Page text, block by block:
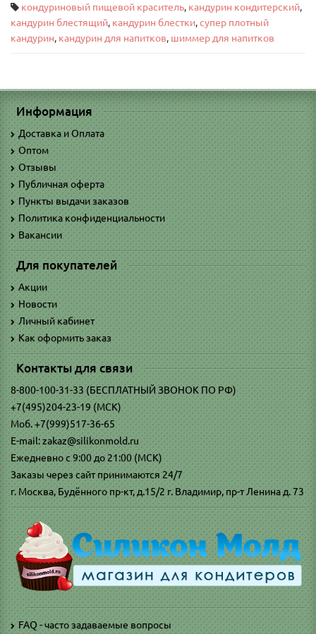
кондуриновый пищевой краситель, кандурин кондитерский,
кандурин блестящий, кандурин блестки,супер плотный
кандурин, кандурин для напитков, шиммер для напитков
Информация
Доставка и Оплата
Оптом
Отзывы
Публичная оферта
Пункты выдачи заказов
Политика конфиденциальности
Вакансии
Для покупателей
Акции
Новости
Личный кабинет
Как оформить заказ
Контакты для связи
8-800-100-31-33 (БЕСПЛАТНЫЙ ЗВОНОК ПО РФ)
+7(495)204-23-19 (МСК)
Моб. +7(999)517-36-65
E-mail: zakaz@silikonmold.ru
Ежедневно с 9:00 до 21:00 (МСК)
Заказы через сайт принимаются 24/7
г. Москва, Будённого пр-кт, д.15/2 г. Владимир, пр-т Ленина д. 73
FAQ - часто задаваемые вопросы